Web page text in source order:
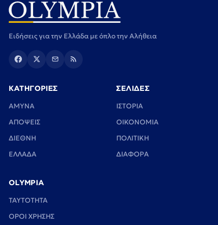
Ειδήσεις για την Ελλάδα με όπλο την Αλήθεια
ΚΑΤΗΓΟΡΙΕΣ
ΑΜΥΝΑ
ΑΠΟΨΕΙΣ
ΔΙΕΘΝΗ
ΕΛΛΑΔΑ
ΣΕΛΙΔΕΣ
ΙΣΤΟΡΙΑ
ΟΙΚΟΝΟΜΙΑ
ΠΟΛΙΤΙΚΗ
ΔΙΑΦΟΡΑ
OLYMPIA
TAYTOTHTA
ΟΡΟΙ ΧΡΗΣΗΣ